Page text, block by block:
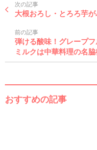
次の記事
大根おろし・とろろ芋が
前の記事
弾ける酸味！グレープ
ミルクは中華料理の名
おすすめの記事